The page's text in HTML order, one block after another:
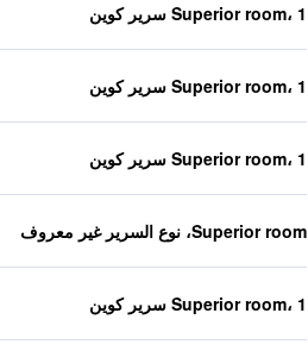
Superior room، 1 سرير كوين
Superior room، 1 سرير كوين
Superior room، 1 سرير كوين
Superior room، نوع السرير غير معروف
Superior room، 1 سرير كوين